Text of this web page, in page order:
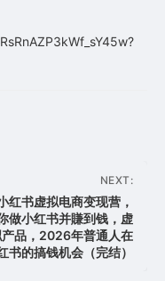
NEXT:
红书虚拟电商变现营，
做小红书并賺到钱，虚
品，2026年普通人在
书的搞钱机会（完结）